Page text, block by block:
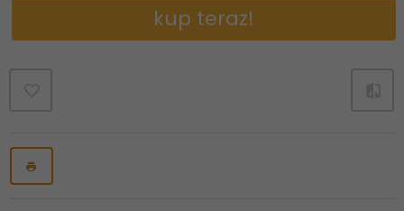
kup teraz!